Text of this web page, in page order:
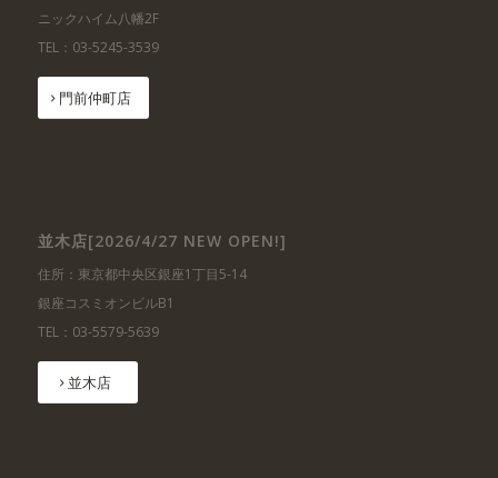
ニックハイム八幡2F
TEL：03-5245-3539
門前仲町店
並木店[2026/4/27 NEW OPEN!]
住所：東京都中央区銀座1丁目5-14
銀座コスミオンビルB1
TEL：03-5579-5639
並木店